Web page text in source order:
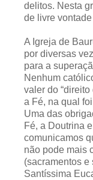
delitos. Nesta
de livre
A Igreja de
por diversas
para a
Nenhum
valer do
a Fé, na qual
Uma das
Fé, a Doutrina
comunicamos
não pode mais
(sacramentos e
Santíssima